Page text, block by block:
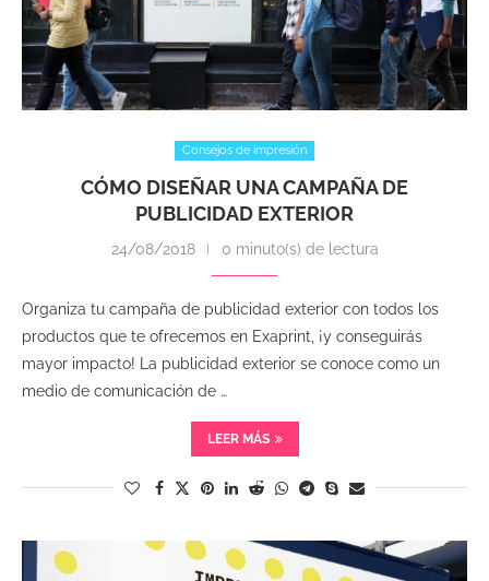
Consejos de impresión
CÓMO DISEÑAR UNA CAMPAÑA DE
PUBLICIDAD EXTERIOR
24/08/2018 0 minuto(s) de lectura
Organiza tu campaña de publicidad exterior con todos los
productos que te ofrecemos en Exaprint, ¡y conseguirás
mayor impacto! La publicidad exterior se conoce como un
medio de comunicación de …
LEER MÁS